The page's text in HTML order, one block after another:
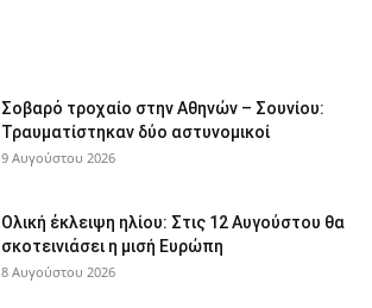
Σοβαρό τροχαίο στην Αθηνών – Σουνίου:
Τραυματίστηκαν δύο αστυνομικοί
9 Αυγούστου 2026
Ολική έκλειψη ηλίου: Στις 12 Αυγούστου θα
σκοτεινιάσει η μισή Ευρώπη
8 Αυγούστου 2026